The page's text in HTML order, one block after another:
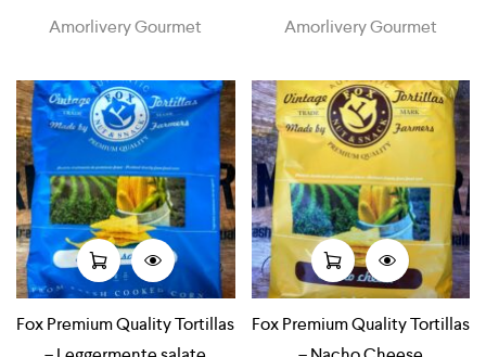
Amorlivery Gourmet
Amorlivery Gourmet
Fox Premium Quality Tortillas
Fox Premium Quality Tortillas